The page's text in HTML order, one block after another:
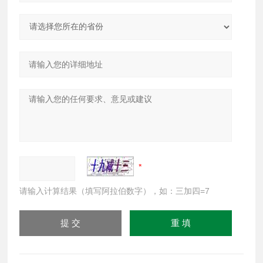
请输入计算结果（填写阿拉伯数字），如：三加四=7